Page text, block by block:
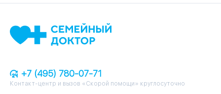
+7 (495) 780-07-71
Контакт-центр и вызов «Скорой помощи» круглосуточно